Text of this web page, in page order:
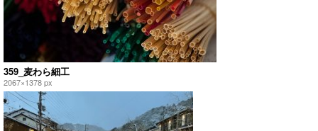
359_麦わら細工
2067×1378 px